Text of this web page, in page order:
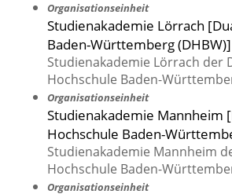
Organisationseinheit
Studienakademie Lörrach
Baden-Württemberg
Studienakademie Lörrach der
Hochschule Baden-
Organisationseinheit
Studienakademie Mannheim
Hochschule Baden-
Studienakademie Mannheim
Hochschule Baden-
Organisationseinheit